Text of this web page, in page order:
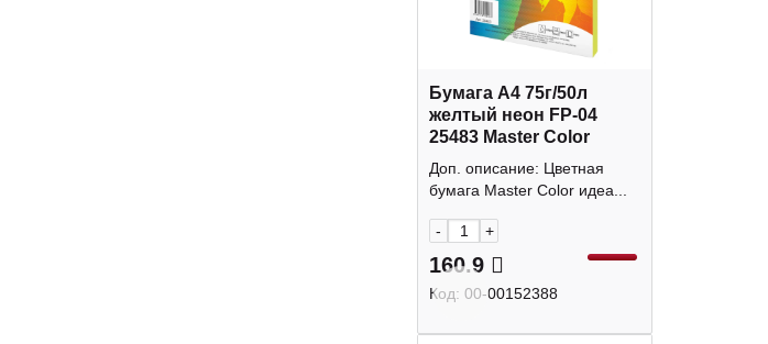
Бумага А4 75г/50л
желтый неон FP-04
25483 Master Color
Доп. описание: Цветная
бумага Master Color идеа...
- +
160.9
Код: 00-00152388